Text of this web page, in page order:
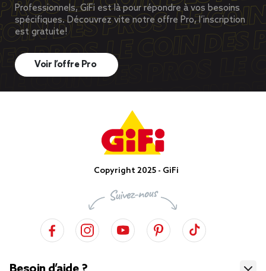
Professionnels, GiFi est là pour répondre à vos besoins
spécifiques. Découvrez vite notre offre Pro, l’inscription
est gratuite!
Voir l’offre Pro
Copyright 2025 - GiFi